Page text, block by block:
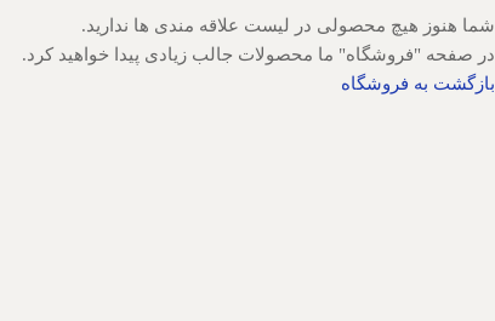
شما هنوز هیچ محصولی در لیست علاقه مندی ها ندارید.
در صفحه "فروشگاه" ما محصولات جالب زیادی پیدا خواهید کرد.
بازگشت به فروشگاه